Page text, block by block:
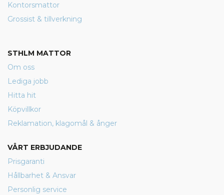
Kontorsmattor
Grossist & tillverkning
STHLM MATTOR
Om oss
Lediga jobb
Hitta hit
Köpvillkor
Reklamation, klagomål & ånger
VÅRT ERBJUDANDE
Prisgaranti
Hållbarhet & Ansvar
Personlig service